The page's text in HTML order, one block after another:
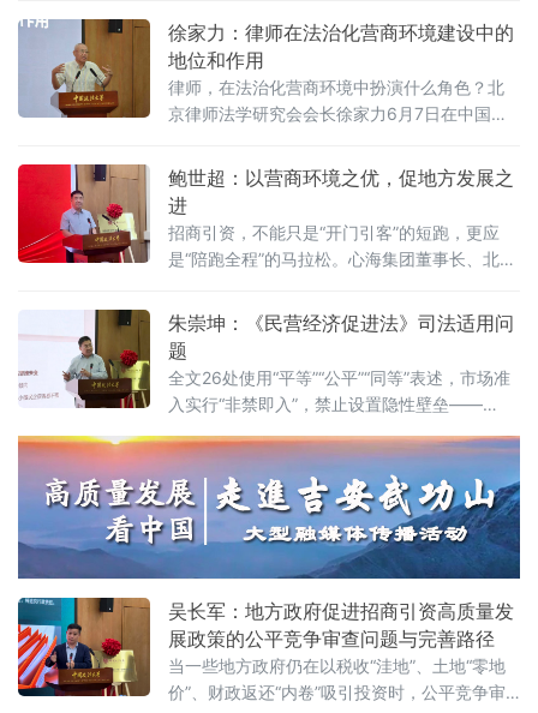
长背后是否隐藏着法治短板？中国政法大学商
学院教授、法治化营商环境建设与数字金融研
究课题组组长胡继晔6月7日在该校研究中心揭
牌仪式既同期举办的“法治筑基、商业有序——
地方政府促进招商引资和高质量发展路径”法治
以
徐家力：律师在法治化营商环境建设中的
地位和作用
律师，在法治化营商环境中扮演什么角色？北
京律师法学研究会会长徐家力6月7日在中国政
心揭牌仪式既同期举办的“法治筑基、商业有序
——地方政府促进招商引资和高质量发展路
径”法治化营商环境建设（公益）大讲堂2026首
期活动上给出明确答案：律师不仅是法律的实
践者，更是连接政府、市场与司法的法治纽
法治化水
鲍世超：以营商环境之优，促地方发展之
进
招商引资，不能只是“开门引客”的短跑，更应
是“陪跑全程”的马拉松。心海集团董事长、北京
行会长鲍世超6月7日在中国政法大学法治化营
商环境建设与数字金融研究中心揭牌仪式既同
期举办的“法治筑基、商业有序——地方政府促
进招商引资和高质量发展路径”法治化营商环境
建设（公益）大讲堂2026首期活动上，以企业
家视角道出法治化营商环境的真谛：“一个
朱崇坤：《民营经济促进法》司法适用问
题
全文26处使用“平等”“公平”“同等”表述，市场准
入实行“非禁即入”，禁止设置隐性壁垒——
经济促进法》被寄予厚望。然而，北京企业法
治与发展研究会副会长朱崇坤6月7日在中国政
法大学法治化营商环境建设与数字金融研究中
心揭牌仪式既同期举办的“法治筑基、商业有序
——地方政府促进招商引资和高质量发展路
吴长军：地方政府促进招商引资高质量发
展政策的公平竞争审查问题与完善路径
当一些地方政府仍在以税收“洼地”、土地“零地
价”、财政返还“内卷”吸引投资时，公平竞争审